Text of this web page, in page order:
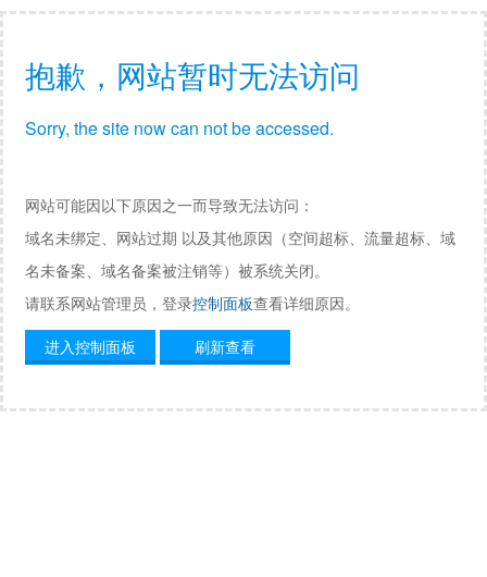
抱歉，网站暂时无法访问
Sorry, the site now can not be accessed.
网站可能因以下原因之一而导致无法访问：
域名未绑定、网站过期 以及其他原因（空间超标、流量超标、域
名未备案、域名备案被注销等）被系统关闭。
请联系网站管理员，登录控制面板查看详细原因。
进入控制面板
刷新查看